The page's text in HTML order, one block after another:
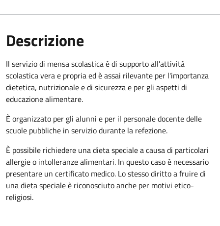
Descrizione
Il servizio di mensa scolastica è di supporto all'attività
scolastica vera e propria ed è assai rilevante per l'importanza
dietetica, nutrizionale e di sicurezza e per gli aspetti di
educazione alimentare.
È organizzato per gli alunni e per il personale docente delle
scuole pubbliche in servizio durante la refezione.
È possibile richiedere una dieta speciale a causa di particolari
allergie o intolleranze alimentari. In questo caso è necessario
presentare un certificato medico. Lo stesso diritto a fruire di
una dieta speciale è riconosciuto anche per motivi etico-
religiosi.